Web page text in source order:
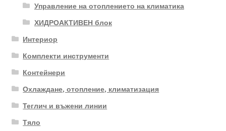
Управление на отоплението на климатика
ХИДРОАКТИВЕН блок
Интериор
Комплекти инструменти
Контейнери
Охлаждане, отопление, климатизация
Теглич и въжени линии
Тяло